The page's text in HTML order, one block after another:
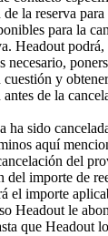
la reserva
para la
Headout
necesario,
cuestión y
de la
ha sido
aquí
del
del importe de
el importe
Headout le
que Headout